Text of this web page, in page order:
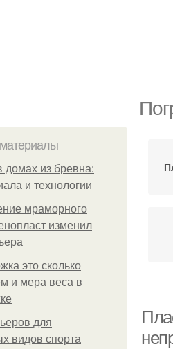
домах из бревна:
и технологии
мраморного
изменил
это сколько
и мера веса в
для
видов спорта